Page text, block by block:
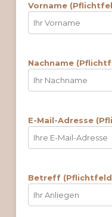
Vorname
Nachname
E-Mail-Adresse
Betreff